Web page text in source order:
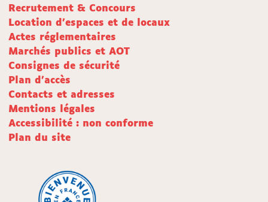
Recrutement & Concours
Location d'espaces et de locaux
Actes réglementaires
Marchés publics et AOT
Consignes de sécurité
Plan d'accès
Contacts et adresses
Mentions légales
Accessibilité : non conforme
Plan du site